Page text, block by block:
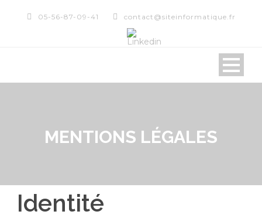
05-56-87-09-41 contact@siteinformatique.fr
MENTIONS LÉGALES
Identité